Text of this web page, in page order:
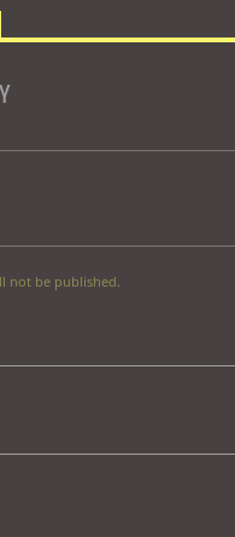
not be published.